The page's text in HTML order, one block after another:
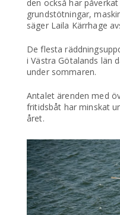
den också har
grundstötningar,
säger Laila Kärrhage
De flesta
i Västra Götalands län
under sommaren.
Antalet ärenden med
fritidsbåt har minskat
året.